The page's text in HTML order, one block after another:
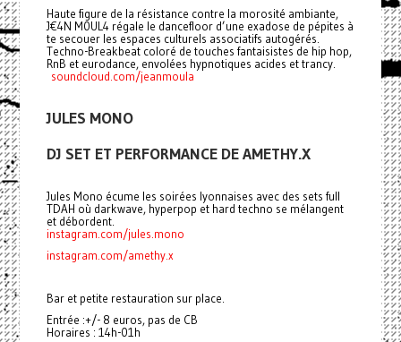
Haute figure de la résistance contre la morosité ambiante,
J€4N M0UL4 régale le dancefloor d’une exadose de pépites à
te secouer les espaces culturels associatifs autogérés.
Techno-Breakbeat coloré de touches fantaisistes de hip hop,
RnB et eurodance, envolées hypnotiques acides et trancy.
soundcloud.com/jeanmoula
JULES MONO
DJ SET ET PERFORMANCE DE AMETHY.X
Jules Mono écume les soirées lyonnaises avec des sets full
TDAH où darkwave, hyperpop et hard techno se mélangent
et débordent.
instagram.com/jules.mono
instagram.com/amethy.x
Bar et petite restauration sur place.
Entrée :+/- 8 euros, pas de CB
Horaires : 14h-01h